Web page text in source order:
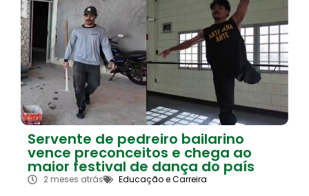
Servente de pedreiro bailarino
vence preconceitos e chega ao
maior festival de dança do país
2 meses atrás Educação e Carreira